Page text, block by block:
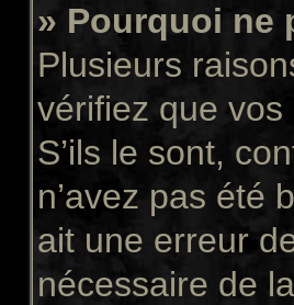
» Pourquoi ne
Plusieurs
vérifiez que vos
S’ils le sont,
n’avez pas été
ait une erreur
nécessaire de